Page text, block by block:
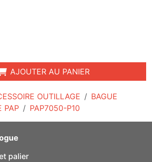
OUTILLAGE
BAGUE
PAP
PAP7050-P10
AJOUTER AU PANIER
palier